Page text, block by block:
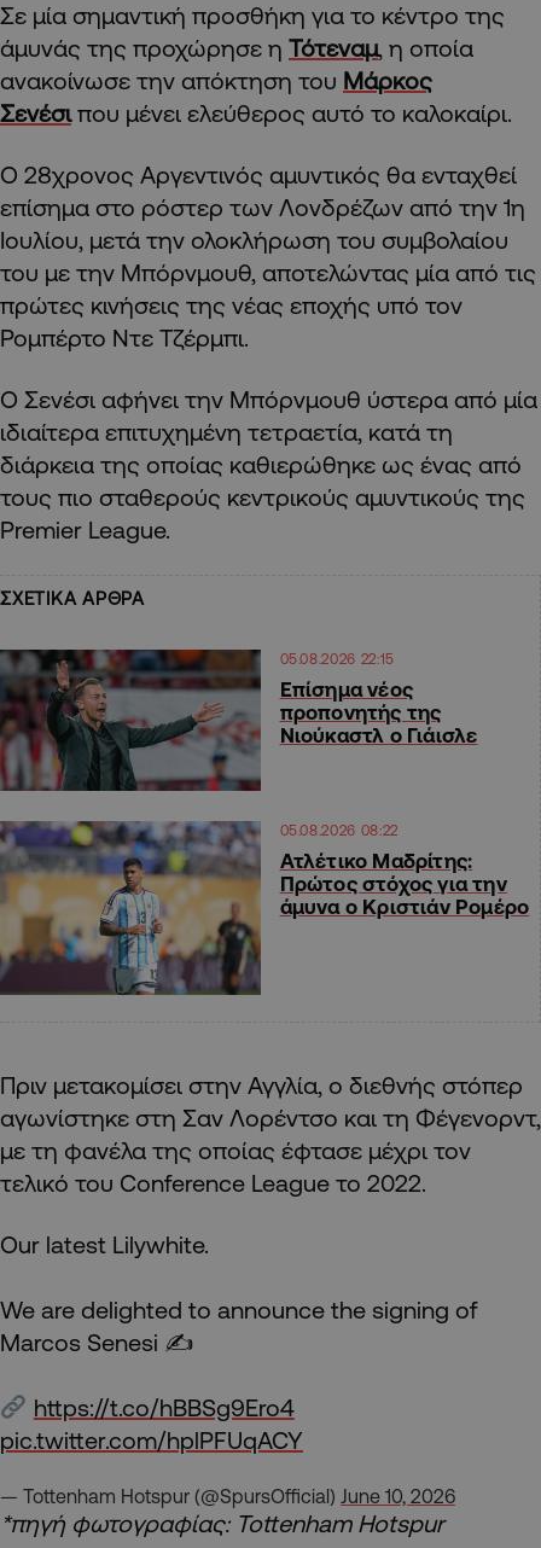
Σε μία σημαντική προσθήκη για το κέντρο της
άμυνάς της προχώρησε η Τότεναμ, η οποία
ανακοίνωσε την απόκτηση του Μάρκος
Σενέσιπου μένει ελεύθερος αυτό το καλοκαίρι.
Ο 28χρονος Αργεντινός αμυντικός θα ενταχθεί
επίσημα στο ρόστερ των Λονδρέζων από την 1η
Ιουλίου, μετά την ολοκλήρωση του συμβολαίου
του με την Μπόρνμουθ, αποτελώντας μία από τις
πρώτες κινήσεις της νέας εποχής υπό τον
Ρομπέρτο Ντε Τζέρμπι.
Ο Σενέσι αφήνει την Μπόρνμουθ ύστερα από μία
ιδιαίτερα επιτυχημένη τετραετία, κατά τη
διάρκεια της οποίας καθιερώθηκε ως ένας από
τους πιο σταθερούς κεντρικούς αμυντικούς της
Premier League.
ΣΧΕΤΙΚΑ ΑΡΘΡΑ
05.08.2026 22:15
Επίσημα νέος
προπονητής της
Νιούκαστλ ο Γιάισλε
05.08.2026 08:22
Ατλέτικο Μαδρίτης:
Πρώτος στόχος για την
άμυνα ο Κριστιάν Ρομέρο
Πριν μετακομίσει στην Αγγλία, ο διεθνής στόπερ
αγωνίστηκε στη Σαν Λορέντσο και τη Φέγενορντ,
με τη φανέλα της οποίας έφτασε μέχρι τον
τελικό του Conference League το 2022.
Our latest Lilywhite.
We are delighted to announce the signing of
Marcos Senesi ✍️
https://t.co/hBBSg9Ero4
pic.twitter.com/hplPFUqACY
— Tottenham Hotspur (@SpursOfficial) June 10, 2026
*πηγή φωτογραφίας: Tottenham Hotspur